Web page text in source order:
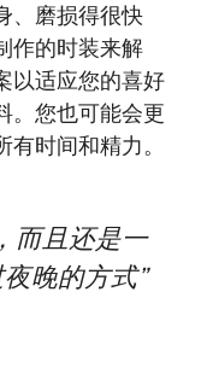
磨损得很快
的时装来解
以适应您的喜好
。您也可能会更
时间和精力。
而且还是一
晚的方式”